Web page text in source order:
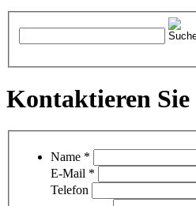
Kontaktieren Sie
Name *
E-Mail *
Telefon